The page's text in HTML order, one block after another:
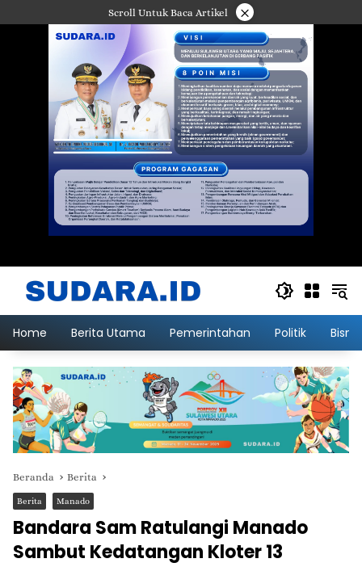
ke
Scroll Untuk Baca Artikel ×
Home Berita Utama Pemerintahan Politik
Beranda Berita
Berita Manado
Bandara Sam Ratulangi Manado
Sambut Kedatangan Kloter 13